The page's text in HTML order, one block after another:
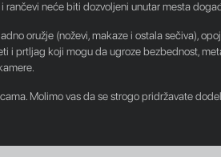
neće biti dozvoljeni unutar mesta
oružje (noževi, makaze i ostala sečiva),
i prtljag koji mogu da ugroze bezbednost,
Molimo vas da se strogo pridržavate